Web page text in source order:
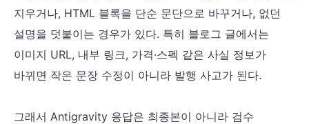
지우거나, HTML 블록을 단순 문단으로 바꾸거나, 없던
설명을 덧붙이는 경우가 있다. 특히 블로그 글에서는
이미지 URL, 내부 링크, 가격·스펙 같은 사실 정보가
바뀌면 작은 문장 수정이 아니라 발행 사고가 된다.
그래서 Antigravity 응답은 최종본이 아니라 검수